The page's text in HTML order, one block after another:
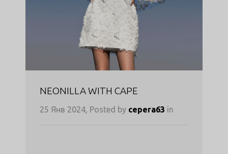
NEONILLA WITH CAPE
25 Янв 2024, Posted by cepera63 in